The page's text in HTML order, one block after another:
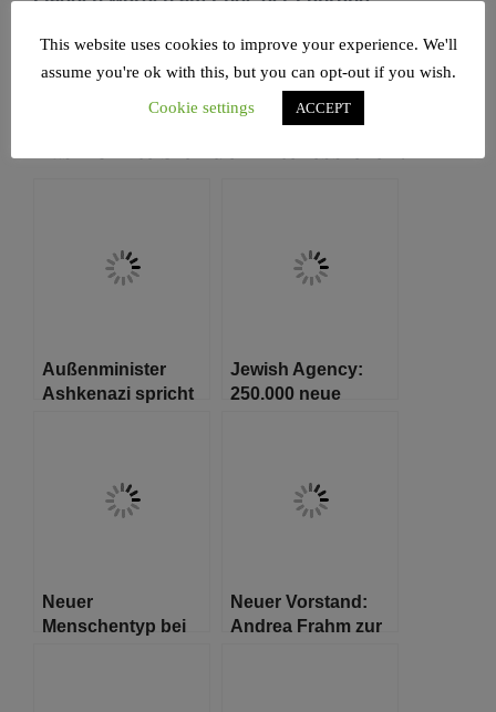
Außenminister
Ashkenazi spricht
Jewish Agency:
250.000 neue
Neuer
Menschentyp bei
Neuer Vorstand:
Andrea Frahm zur
This website uses cookies to improve your experience. We'll
assume you're ok with this, but you can opt-out if you wish.
Cookie settings
ACCEPT